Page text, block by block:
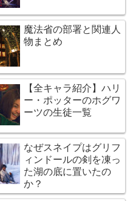
魔法省の部署と関連人
物まとめ
【全キャラ紹介】ハリ
ー・ポッターのホグワ
ーツの生徒一覧
なぜスネイプはグリフ
ィンドールの剣を凍っ
た湖の底に置いたの
か？